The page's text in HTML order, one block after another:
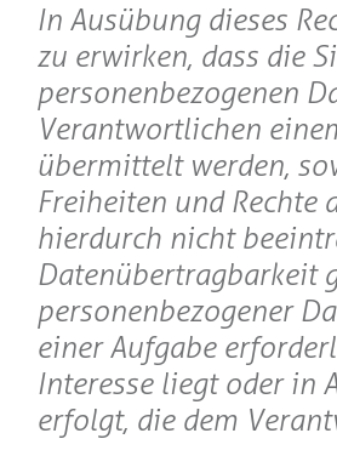
In Ausübung dieses
zu erwirken, dass die
personenbezogenen
Verantwortlichen
übermittelt werden,
Freiheiten und Rechte
hierdurch nicht
Datenübertragbarkeit
personenbezogener
einer Aufgabe
Interesse liegt oder in
erfolgt, die dem